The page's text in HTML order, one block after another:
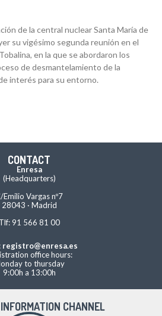
de la central nuclear Santa María de
su vigésimo segunda reunión en el
en la que se abordaron los
de desmantelamiento de la
interés para su entorno.
CONTACT
Enresa
(Headquarters)
Emilio Vargas nº7
28043 · Madrid
Tlf: 91 566 81 00
registro@enresa.es
office hours:
to thursday
9:00h a 13:00h
CHANNEL